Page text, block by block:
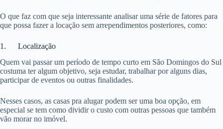
O que faz com que seja interessante analisar uma série de fatores para
que possa fazer a locação sem arrependimentos posteriores, como:
1. Localização
Quem vai passar um período de tempo curto em São Domingos do Sul
costuma ter algum objetivo, seja estudar, trabalhar por alguns dias,
participar de eventos ou outras finalidades.
Nesses casos, as casas pra alugar podem ser uma boa opção, em
especial se tem como dividir o custo com outras pessoas que também
vão morar no imóvel.